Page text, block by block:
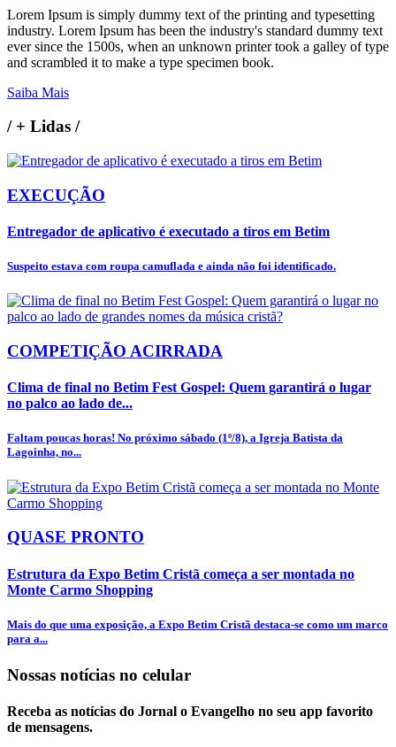
Lorem Ipsum is simply dummy text of the printing and typesetting
industry. Lorem Ipsum has been the industry's standard dummy text
ever since the 1500s, when an unknown printer took a galley of type
and scrambled it to make a type specimen book.
Saiba Mais
/+ Lidas /
EXECUÇÃO
Entregador de aplicativo é executado a tiros em Betim
Suspeito estava com roupa camuflada e ainda não foi identificado.
COMPETIÇÃO ACIRRADA
Clima de final no Betim Fest Gospel: Quem garantirá o lugar
no palco ao lado de...
Faltam poucas horas! No próximo sábado (1º/8), a Igreja Batista da
Lagoinha, no...
QUASE PRONTO
Estrutura da Expo Betim Cristã começa a ser montada no
Monte Carmo Shopping
Mais do que uma exposição, a Expo Betim Cristã destaca-se como um marco
para a...
Nossas notícias no celular
Receba as notícias do Jornal o Evangelho no seu app favorito
de mensagens.